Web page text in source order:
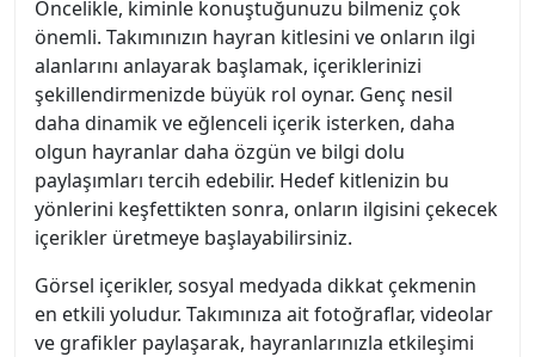
Öncelikle, kiminle konuştuğunuzu bilmeniz çok
önemli. Takımınızın hayran kitlesini ve onların ilgi
alanlarını anlayarak başlamak, içeriklerinizi
şekillendirmenizde büyük rol oynar. Genç nesil
daha dinamik ve eğlenceli içerik isterken, daha
olgun hayranlar daha özgün ve bilgi dolu
paylaşımları tercih edebilir. Hedef kitlenizin bu
yönlerini keşfettikten sonra, onların ilgisini çekecek
içerikler üretmeye başlayabilirsiniz.
Görsel içerikler, sosyal medyada dikkat çekmenin
en etkili yoludur. Takımınıza ait fotoğraflar, videolar
ve grafikler paylaşarak, hayranlarınızla etkileşimi